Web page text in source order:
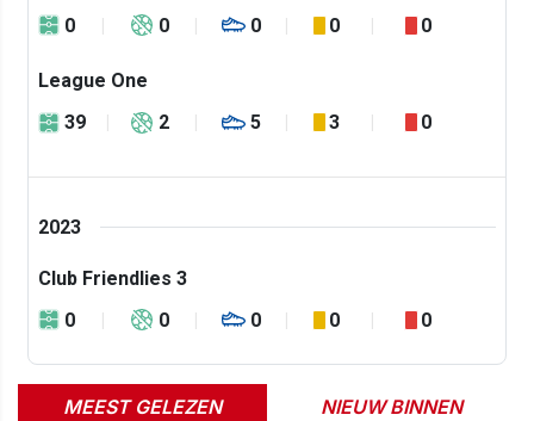
0
0 0 0 0
League One
39
2 5 3 0
2023
Club Friendlies 3
0
0 0 0 0
MEEST GELEZEN NIEUW BINNEN